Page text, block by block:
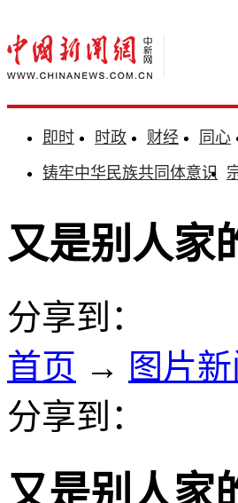
即时 时政 财经 同心
铸牢中华民族共同体意识
又是别人家
分享到：
首页 → 图片新
分享到：
又是别人家